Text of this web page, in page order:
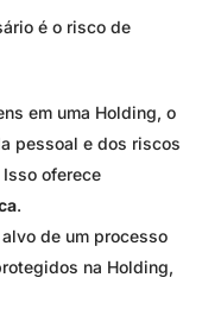
é o risco de
em uma Holding, o
pessoal e dos riscos
oferece
.
de um processo
na Holding,